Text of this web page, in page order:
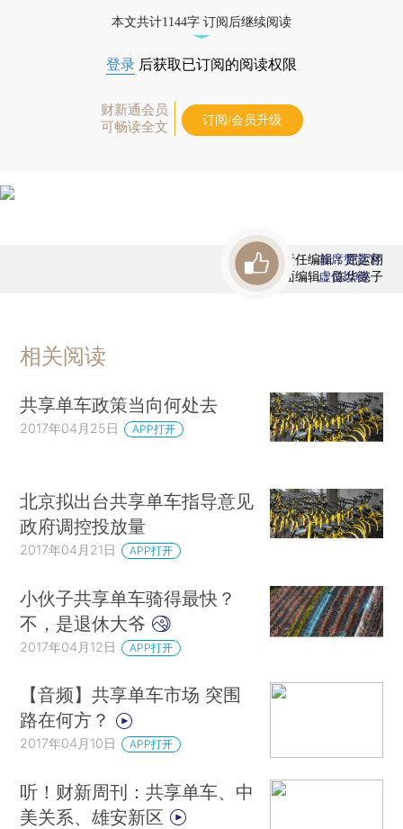
本文共计1144字 订阅后继续阅读
登录 后获取已订阅的阅读权限
财新通会员
可畅读全文
订阅/会员升级
责任编辑：屈运栩
版面编辑：陈华懿子
首席赞赏官
虚位以待
相关阅读
共享单车政策当向何处去
2017年04月25日 APP打开
北京拟出台共享单车指导意见
政府调控投放量
2017年04月21日 APP打开
小伙子共享单车骑得最快？
不，是退休大爷
2017年04月12日 APP打开
【音频】共享单车市场 突围
路在何方？
2017年04月10日 APP打开
听！财新周刊：共享单车、中
美关系、雄安新区